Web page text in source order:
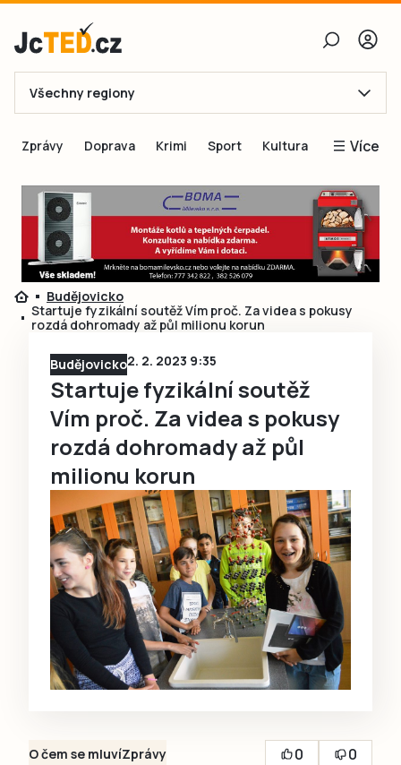
E-mail
Obnovit heslo
Přihlásit se
Přihlásit se přes Facebook
Ještě nemám účet, chci se
Všechny regiony
Zprávy Doprava Krimi Sport Kultura Více
Blogy
Inspirace
Čtenáři píší
Speciální přílohy
Budějovicko
Startuje fyzikální soutěž Vím proč. Za videa s pokusy
rozdá dohromady až půl milionu korun
Budějovicko2. 2. 2023 9:35
Startuje fyzikální soutěž
Vím proč. Za videa s pokusy
rozdá dohromady až půl
milionu korun
O čem se mluvíZprávy 0
0